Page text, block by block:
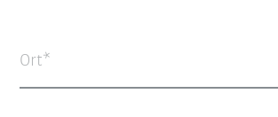
Ort